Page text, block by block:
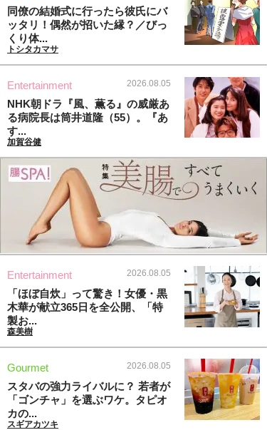
同僚の結婚式に行ったら彼氏にバ
ッタリ！偶然が招いた縁？／びっ
くり体...
トシタカマサ
Entertainment 2026.08.05
NHK朝ドラ『風、薫る』の威厳あ
る病院長は筒井道隆（55）。『あ
す...
加賀谷健
Entertainment 2026.08.05
「ほぼ自炊」って驚き！女優・黒
木華が献立365日を全公開、「特
製お...
森美樹
Gourmet 2026.08.05
スタバの強力ライバルに？ 若者が
「ゴンチャ」を選ぶワケ。タピオ
カの...
スギアカツキ